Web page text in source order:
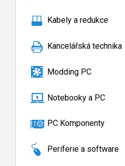
Kabely a redukce
Kancelářská technika
Modding PC
Notebooky a PC
PC Komponenty
Periferie a software